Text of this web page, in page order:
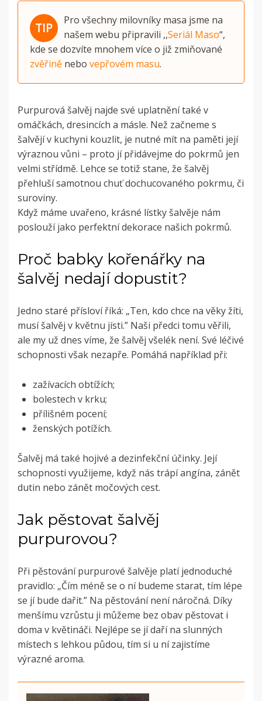
Pro všechny milovníky masa jsme na
našem webu připravili ,,Seriál Maso“,
kde se dozvíte mnohem více o již zmiňované
zvěřině nebo vepřovém masu.
Purpurová šalvěj najde své uplatnění také v
omáčkách, dresincích a másle. Než začneme s
šalvějí v kuchyni kouzlit, je nutné mít na paměti její
výraznou vůni – proto jí přidávejme do pokrmů jen
velmi střídmě. Lehce se totiž stane, že šalvěj
přehluší samotnou chuť dochucovaného pokrmu, či
suroviny.
Když máme uvařeno, krásné lístky šalvěje nám
poslouží jako perfektní dekorace našich pokrmů.
Proč babky kořenářky na
šalvěj nedají dopustit?
Jedno staré přísloví říká: „Ten, kdo chce na věky žíti,
musí šalvěj v květnu jísti.” Naši předci tomu věřili,
ale my už dnes víme, že šalvěj všelék není. Své léčivé
schopnosti však nezapře. Pomáhá například při:
zažívacích obtížích;
bolestech v krku;
přílišném pocení;
ženských potížích.
Šalvěj má také hojivé a dezinfekční účinky. Její
schopnosti využijeme, když nás trápí angína, zánět
dutin nebo zánět močových cest.
Jak pěstovat šalvěj
purpurovou?
Při pěstování purpurové šalvěje platí jednoduché
pravidlo: „Čím méně se o ní budeme starat, tím lépe
se jí bude dařit.” Na pěstování není náročná. Díky
menšímu vzrůstu ji můžeme bez obav pěstovat i
doma v květináči. Nejlépe se jí daří na slunných
místech s lehkou půdou, tím si u ní zajistíme
výrazné aroma.